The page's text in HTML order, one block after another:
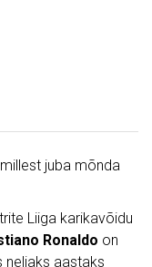
juba mõnda
Liiga karikavõidu
Ronaldo on
neljaks aastaks